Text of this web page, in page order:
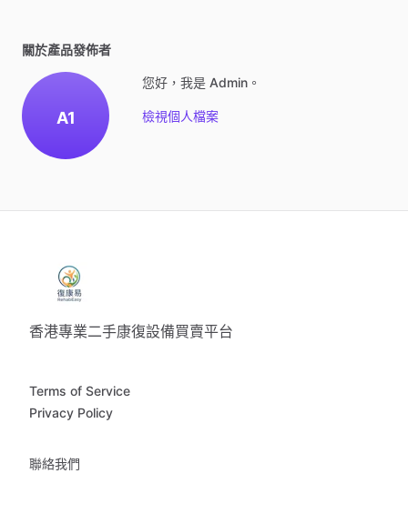
關於產品發佈者
A1
您好，我是 Admin。
檢視個人檔案
香港專業二手康復設備買賣平台
Terms of Service
Privacy Policy
聯絡我們